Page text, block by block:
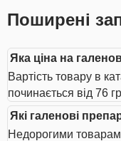
Поширені
Яка ціна на
Вартість товару в
починається від 76
Які галенові
Недорогими